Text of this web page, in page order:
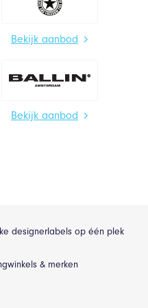
Bekijk aanbod
Bekijk aanbod
designerlabels op één plek
& merken